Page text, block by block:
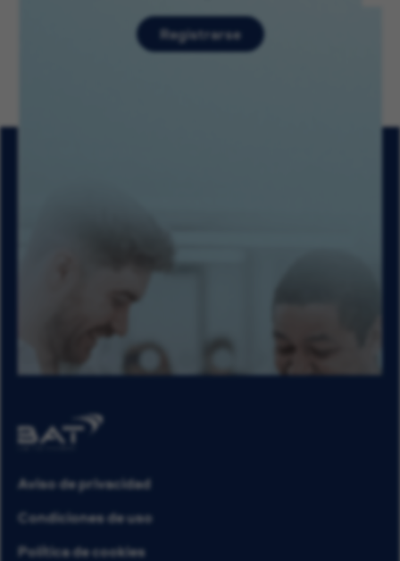
Registrarse
Aviso de privacidad
Condiciones de uso
Política de cookies